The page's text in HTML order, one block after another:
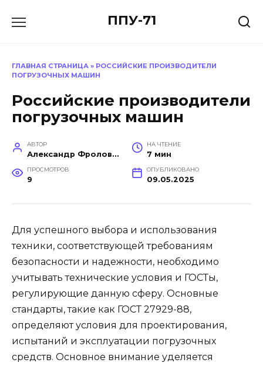
ППУ-71
ГЛАВНАЯ СТРАНИЦА » РОССИЙСКИЕ ПРОИЗВОДИТЕЛИ
ПОГРУЗОЧНЫХ МАШИН
Российские производители
погрузочных машин
АВТОР
Александр Фролов (Инженер, эксперт в построении производств)
НА ЧТЕНИЕ
7 мин
ПРОСМОТРОВ
9
ОПУБЛИКОВАНО
09.05.2025
Для успешного выбора и использования
техники, соответствующей требованиям
безопасности и надежности, необходимо
учитывать технические условия и ГОСТы,
регулирующие данную сферу. Основные
стандарты, такие как ГОСТ 27929-88,
определяют условия для проектирования,
испытаний и эксплуатации погрузочных
средств. Основное внимание уделяется